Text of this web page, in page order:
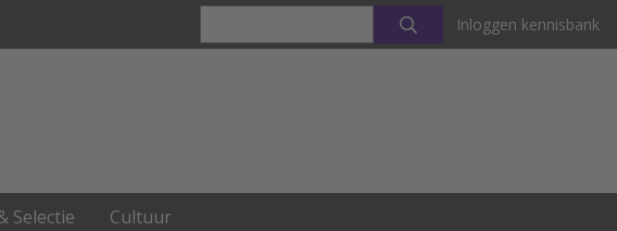
Inloggen kennisbank
Selectie
Cultuur